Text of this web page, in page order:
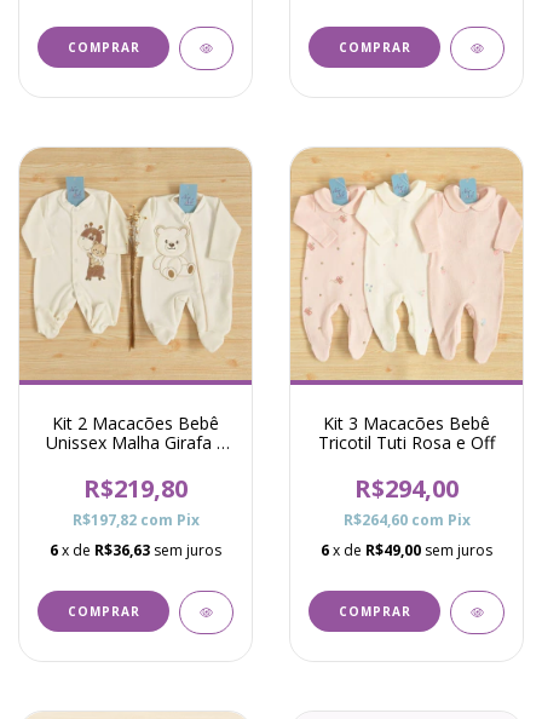
COMPRAR COMPRAR
Kit 2 Macacões Bebê
Unissex Malha Girafa e
R$219,80
R$197,82 com Pix
6x de R$36,63 sem juros
COMPRAR
Kit 3 Macacões Bebê
Tricotil Tuti Rosa e Off
R$294,00
R$264,60 com Pix
6x de R$49,00 sem juros
COMPRAR